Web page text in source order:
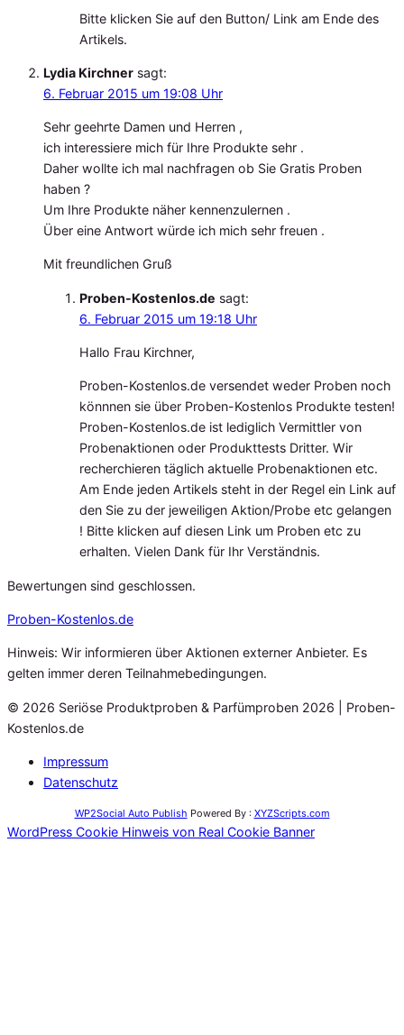
Bitte klicken Sie auf den Button/ Link am Ende des
Artikels.
Lydia Kirchner sagt:
6. Februar 2015 um 19:08 Uhr
Sehr geehrte Damen und Herren ,
ich interessiere mich für Ihre Produkte sehr .
Daher wollte ich mal nachfragen ob Sie Gratis Proben
haben ?
Um Ihre Produkte näher kennenzulernen .
Über eine Antwort würde ich mich sehr freuen .
Mit freundlichen Gruß
Proben-Kostenlos.de sagt:
6. Februar 2015 um 19:18 Uhr
Hallo Frau Kirchner,
Proben-Kostenlos.de versendet weder Proben noch
könnnen sie über Proben-Kostenlos Produkte testen!
Proben-Kostenlos.de ist lediglich Vermittler von
Probenaktionen oder Produkttests Dritter. Wir
recherchieren täglich aktuelle Probenaktionen etc.
Am Ende jeden Artikels steht in der Regel ein Link auf
den Sie zu der jeweiligen Aktion/Probe etc gelangen
! Bitte klicken auf diesen Link um Proben etc zu
erhalten. Vielen Dank für Ihr Verständnis.
Bewertungen sind geschlossen.
Proben-Kostenlos.de
Hinweis: Wir informieren über Aktionen externer Anbieter. Es
gelten immer deren Teilnahmebedingungen.
© 2026 Seriöse Produktproben & Parfümproben 2026 | Proben-
Kostenlos.de
Impressum
Datenschutz
WP2Social Auto Publish Powered By : XYZScripts.com
WordPress Cookie Hinweis von Real Cookie Banner